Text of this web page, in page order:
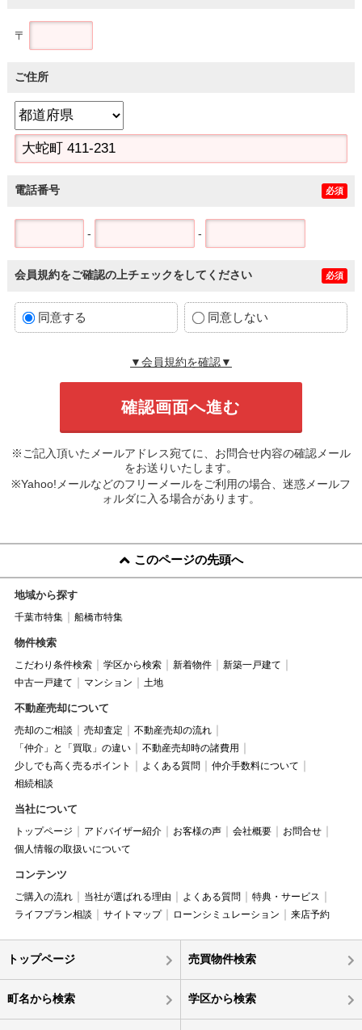
〒
ご住所
電話番号 必須
- -
会員規約をご確認の上チェックをしてください 必須
同意する 同意しない
▼会員規約を確認▼
※ご記入頂いたメールアドレス宛てに、お問合せ内容の確認メール
をお送りいたします。
※Yahoo!メールなどのフリーメールをご利用の場合、迷惑メールフ
ォルダに入る場合があります。
このページの先頭へ
地域から探す
千葉市特集 船橋市特集
物件検索
こだわり条件検索 学区から検索 新着物件
新築一戸建て
中古一戸建て
マンション 土地
不動産売却について
売却のご相談 売却査定
不動産売却の流れ
「仲介」と「買取」の違い
不動産売却時の諸費用
少しでも高く売るポイント
よくある質問
仲介手数料について
相続相談
当社について
トップページ アドバイザー紹介 お客様の声 会社概要
お問合せ
個人情報の取扱いについて
コンテンツ
ご購入の流れ 当社が選ばれる理由 よくある質問
特典・サービス
ライフプラン相談
サイトマップ ローンシミュレーション 来店予約
トップページ 売買物件検索
町名から検索 学区から検索